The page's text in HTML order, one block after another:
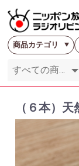
商品カテゴリ
（６本）